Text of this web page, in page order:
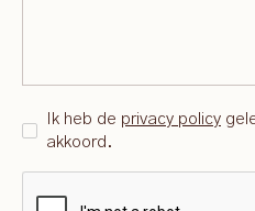
Ik heb de privacy policy
akkoord.